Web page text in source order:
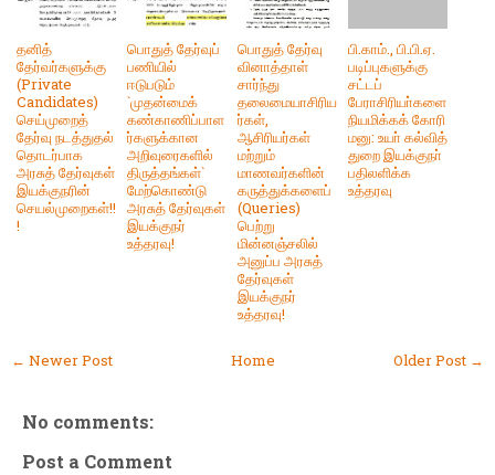
தனித்
தேர்வர்களுக்கு
(Private
Candidates)
செய்முறைத்
தேர்வு நடத்துதல்
தொடர்பாக
அரசுத் தேர்வுகள்
இயக்குநரின்
செயல்முறைகள்!!
!
பொதுத் தேர்வுப்
பணியில்
ஈடுபடும்
`முதன்மைக்
கண்காணிப்பாள
ர்களுக்கான
அறிவுரைகளில்
திருத்தங்கள்`
மேற்கொண்டு
அரசுத் தேர்வுகள்
இயக்குநர்
உத்தரவு!
பொதுத் தேர்வு
வினாத்தாள்
சார்ந்து
தலைமையாசிரிய
ர்கள்,
ஆசிரியர்கள்
மற்றும்
மாணவர்களின்
கருத்துக்களைப்
(Queries)
பெற்று
மின்னஞ்சலில்
அனுப்ப அரசுத்
தேர்வுகள்
இயக்குநர்
உத்தரவு!
பி.காம்., பி.பி.ஏ.
படிப்புகளுக்கு
சட்டப்
பேராசிரியா்களை
நியமிக்கக் கோரி
மனு: உயா் கல்வித்
துறை இயக்குநா்
பதிலளிக்க
உத்தரவு
← Newer Post Older Post →
Home
No comments:
Post a Comment